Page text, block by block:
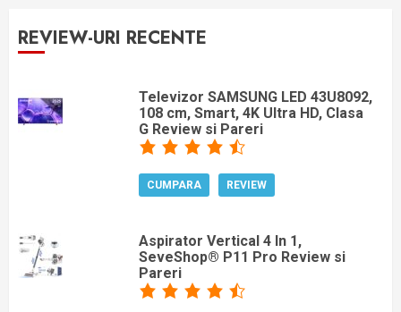
REVIEW-URI RECENTE
Televizor SAMSUNG LED 43U8092,
108 cm, Smart, 4K Ultra HD, Clasa
G Review si Pareri
CUMPARA REVIEW
Aspirator Vertical 4 In 1,
SeveShop® P11 Pro Review si
Pareri